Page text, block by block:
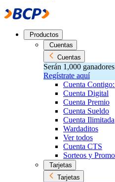
Productos
Cuentas
Cuentas
Serán 1,000
Regístrate aquí
Cuenta
Cuenta Digital
Cuenta Premio
Cuenta Sueldo
Cuenta Ilimitada
Wardaditos
Ver todos
Cuenta CTS
Sorteos y
Tarjetas
Tarjetas